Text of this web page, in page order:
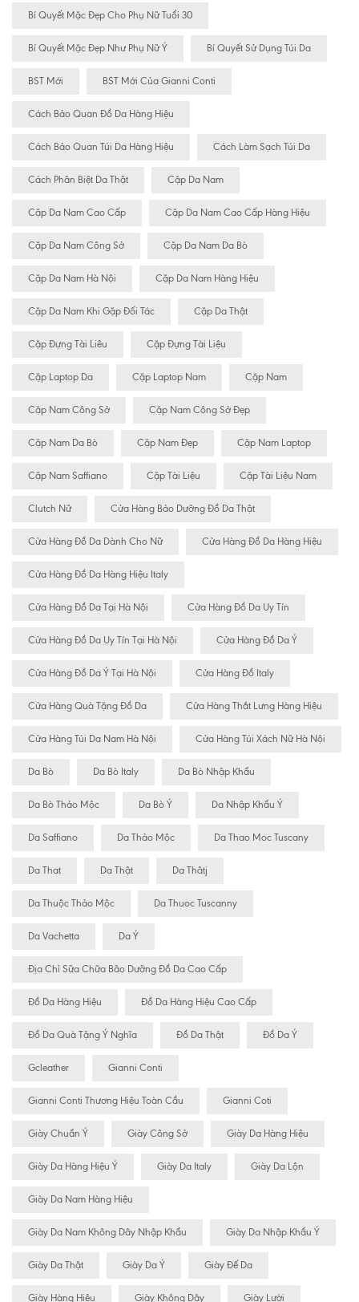
Bí Quyết Mặc Đẹp Cho Phụ Nữ Tuổi 30
Bí Quyết Mặc Đẹp Như Phụ Nữ Ý Bí Quyết Sử Dụng Túi Da
BST Mới BST Mới Của Gianni Conti
Cách Bảo Quan Đồ Da Hàng Hiệu
Cách Bảo Quan Túi Da Hàng Hiệu Cách Làm Sạch Túi Da
Cách Phân Biệt Da Thật Cặp Da Nam
Cặp Da Nam Cao Cấp Cặp Da Nam Cao Cấp Hàng Hiệu
Cặp Da Nam Công Sở Cặp Da Nam Da Bò
Cặp Da Nam Hà Nội Cặp Da Nam Hàng Hiệu
Cặp Da Nam Khi Gặp Đối Tác Cặp Da Thật
Cặp Đựng Tài Liêu Cặp Đựng Tài Liệu
Cặp Laptop Da Cặp Laptop Nam Cặp Nam
Cặp Nam Công Sở Cặp Nam Công Sở Đẹp
Cặp Nam Da Bò Cặp Nam Đẹp Cặp Nam Laptop
Cặp Nam Saffiano Cặp Tài Liệu Cặp Tài Liệu Nam
Clutch Nữ Cửa Hàng Bảo Dưỡng Đồ Da Thật
Cửa Hàng Đồ Da Dành Cho Nữ Cửa Hàng Đồ Da Hàng Hiệu
Cửa Hàng Đồ Da Hàng Hiệu Italy
Cửa Hàng Đồ Da Tại Hà Nội Cửa Hàng Đồ Da Uy Tín
Cửa Hàng Đồ Da Uy Tín Tại Hà Nội Cửa Hàng Đồ Da Ý
Cửa Hàng Đồ Da Ý Tại Hà Nội Cửa Hàng Đồ Italy
Cửa Hàng Quà Tặng Đồ Da Cửa Hàng Thắt Lưng Hàng Hiệu
Cửa Hàng Túi Da Nam Hà Nội Cửa Hàng Túi Xách Nữ Hà Nội
Da Bò Da Bò Italy Da Bò Nhập Khẩu
Da Bò Thảo Mộc Da Bò Ý Da Nhập Khẩu Ý
Da Saffiano Da Thảo Mộc Da Thao Moc Tuscany
Da That Da Thật Da Thâtj
Da Thuộc Thảo Mộc Da Thuoc Tuscanny
Da Vachetta Da Ý
Địa Chỉ Sữa Chữa Bão Dưỡng Đồ Da Cao Cấp
Đồ Da Hàng Hiệu Đồ Da Hàng Hiệu Cao Cấp
Đồ Da Quà Tặng Ý Nghĩa Đồ Da Thật Đồ Da Ý
Gcleather Gianni Conti
Gianni Conti Thương Hiệu Toàn Cầu Gianni Coti
Giày Chuẩn Ý Giày Công Sở Giày Da Hàng Hiệu
Giày Da Hàng Hiệu Ý Giày Da Italy Giày Da Lộn
Giày Da Nam Hàng Hiệu
Giày Da Nam Không Dây Nhập Khẩu Giày Da Nhập Khẩu Ý
Giày Da Thật Giày Da Ý Giày Đế Da
Giày Hàng Hiệu Giày Không Dây Giày Lười